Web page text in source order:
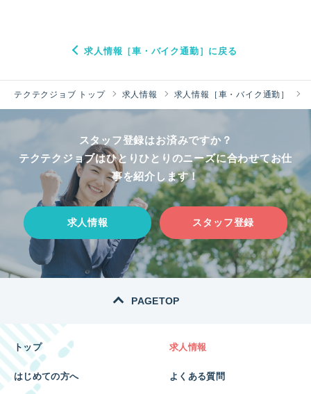
求人情報［車・バイク通勤］に戻る
テクテクジョブ トップ 求人情報 求人情報［車・バイク通勤］
スタッフ登録はお済みですか？
テクテクジョブはひとりひとりのニーズに合わせてお仕
事を紹介します！
求人情報 スタッフ登録
PAGETOP
トップ 求人情報
はじめての方へ よくある質問